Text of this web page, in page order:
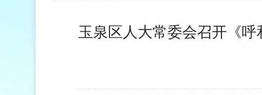
玉泉区人大常委会召开《